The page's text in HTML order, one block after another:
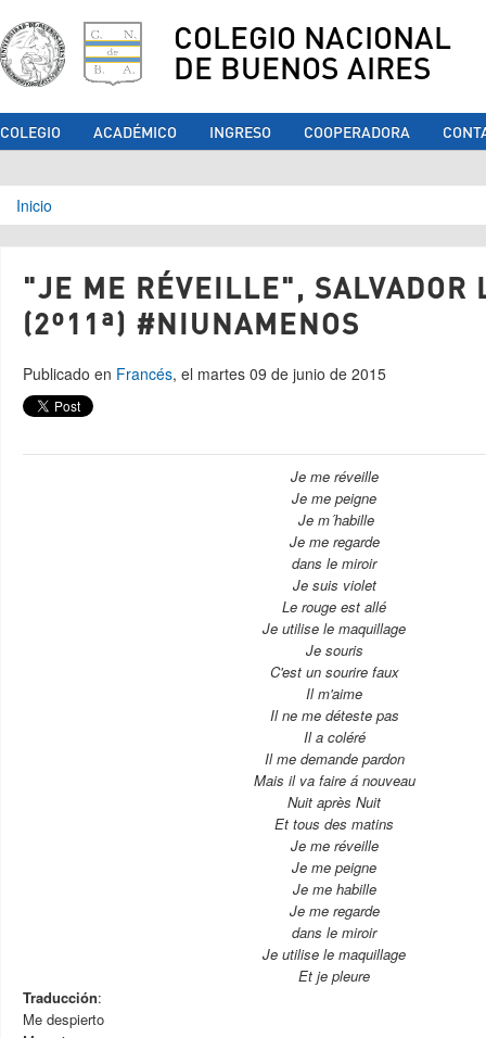
COLEGIO NACIONAL
DE BUENOS AIRES
COLEGIO ACADÉMICO INGRESO COOPERADORA
Se encuentra usted aquí
Inicio
"JE ME RÉVEILLE", SALVADOR
(2º11ª) #NIUNAMENOS
Publicado en Francés, el martes 09 de junio de 2015
Je me réveille
Je me peigne
Je m´habille
Je me regarde
dans le miroir
Je suis violet
Le rouge est allé
Je utilise le maquillage
Je souris
C'est un sourire faux
Il m'aime
Il ne me déteste pas
Il a coléré
Il me demande pardon
Mais il va faire á nouveau
Nuit après Nuit
Et tous des matins
Je me réveille
Je me peigne
Je me habille
Je me regarde
dans le miroir
Je utilise le maquillage
Et je pleure
Traducción:
Me despierto